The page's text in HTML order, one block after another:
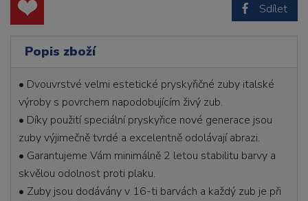
Sdílet
Popis zboží
• Dvouvrstvé velmi estetické pryskyřičné zuby italské
výroby s povrchem napodobujícím živý zub.
• Díky použití speciální pryskyřice nové generace jsou
zuby výjimečně tvrdé a excelentně odolávají abrazi.
• Garantujeme Vám minimálně 2 letou stabilitu barvy a
skvělou odolnost proti plaku.
• Zuby jsou dodávány v 16-ti barvách a každý zub je při